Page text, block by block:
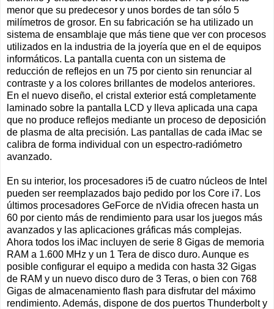
menor que su predecesor y unos bordes de tan sólo 5
milímetros de grosor. En su fabricación se ha utilizado un
sistema de ensamblaje que más tiene que ver con procesos
utilizados en la industria de la joyería que en el de equipos
informáticos. La pantalla cuenta con un sistema de
reducción de reflejos en un 75 por ciento sin renunciar al
contraste y a los colores brillantes de modelos anteriores.
En el nuevo diseño, el cristal exterior está completamente
laminado sobre la pantalla LCD y lleva aplicada una capa
que no produce reflejos mediante un proceso de deposición
de plasma de alta precisión. Las pantallas de cada iMac se
calibra de forma individual con un espectro-radiómetro
avanzado.
En su interior, los procesadores i5 de cuatro núcleos de Intel
pueden ser reemplazados bajo pedido por los Core i7. Los
últimos procesadores GeForce de nVidia ofrecen hasta un
60 por ciento más de rendimiento para usar los juegos más
avanzados y las aplicaciones gráficas más complejas.
Ahora todos los iMac incluyen de serie 8 Gigas de memoria
RAM a 1.600 MHz y un 1 Tera de disco duro. Aunque es
posible configurar el equipo a medida con hasta 32 Gigas
de RAM y un nuevo disco duro de 3 Teras, o bien con 768
Gigas de almacenamiento flash para disfrutar del máximo
rendimiento. Además, dispone de dos puertos Thunderbolt y